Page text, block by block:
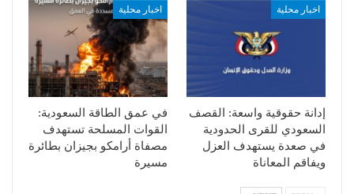
اخبار محلية
إدانة حقوقية واسعة: القصف
السعودي للقرى الحدودية
في صعدة يستهدف العزل
ويفاقم المعاناة
اخبار محلية
في عمق الطاقة السعودية:
القوات المسلحة تستهدف
مصفاة أرامكو بجيزان بطائرة
مسيرة